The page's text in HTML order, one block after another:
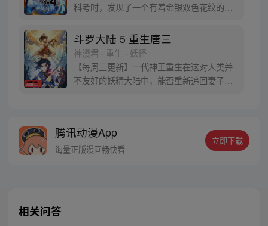
科考时，发现了一个有着金银双色花纹的
于是赶忙将其带回研究所进行孵化。蛋孵化
出来了，可孵出来的是一个婴儿，一个和人
类一模一样的孩子；与此同时，联邦研究所
正在解冻一名银色长发女子，而一名蓝发青
年则在海滨被人发现
斗罗大陆 5 重生唐三
神漫君 · 重生 · 妖怪
【每周三更新】一代神王重生在这对人类并
不友好的妖精大陆中，能否重新追回妻子。
腾讯动漫App
海量正版漫画畅快看
立即下载
相关问答